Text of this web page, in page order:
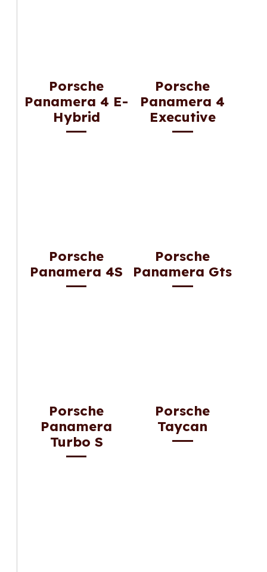
Porsche
Panamera 4 E-
Hybrid
Porsche
Panamera 4
Executive
Porsche
Panamera 4S
Porsche
Panamera Gts
Porsche
Panamera
Turbo S
Porsche
Taycan